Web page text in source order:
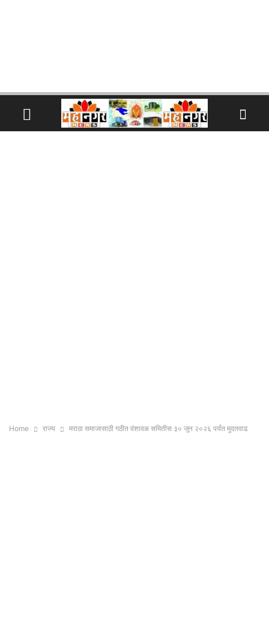
Home राज्य मराठा समाजासाठी गठीत वंशावळ समितीस ३० जून २०२६ पर्यंत मुदतवाढ